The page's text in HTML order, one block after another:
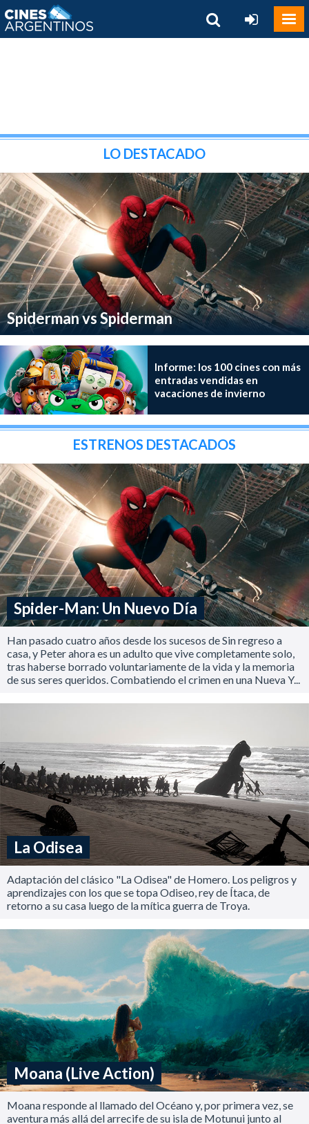
LO DESTACADO
Spiderman vs Spiderman
Informe: los 100 cines con más
entradas vendidas en
vacaciones de invierno
ESTRENOS DESTACADOS
Spider-Man: Un Nuevo Día
Han pasado cuatro años desde los sucesos de Sin regreso a
casa, y Peter ahora es un adulto que vive completamente solo,
tras haberse borrado voluntariamente de la vida y la memoria
de sus seres queridos. Combatiendo el crimen en una Nueva Y...
La Odisea
Adaptación del clásico "La Odisea" de Homero. Los peligros y
aprendizajes con los que se topa Odiseo, rey de Ítaca, de
retorno a su casa luego de la mítica guerra de Troya.
Moana (Live Action)
Moana responde al llamado del Océano y, por primera vez, se
aventura más allá del arrecife de su isla de Motunui junto al